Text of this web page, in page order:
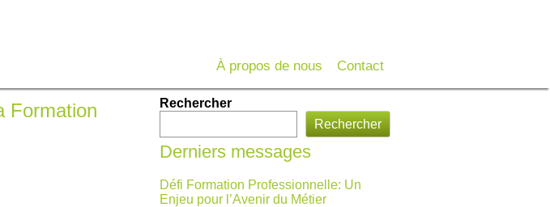
À propos de nous Contact
Formation
Rechercher
Rechercher
Derniers messages
Défi Formation Professionnelle: Un
Enjeu pour l’Avenir du Métier